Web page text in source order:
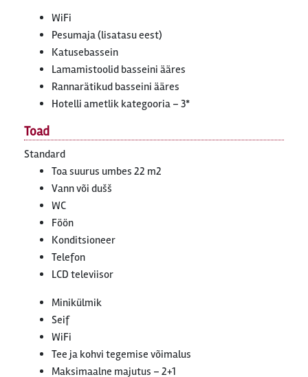
WiFi
Pesumaja (lisatasu eest)
Katusebassein
Lamamistoolid basseini ääres
Rannarätikud basseini ääres
Hotelli ametlik kategooria – 3*
Toad
Standard
Toa suurus umbes 22 m2
Vann või dušš
WC
Föön
Konditsioneer
Telefon
LCD televiisor
Minikülmik
Seif
WiFi
Tee ja kohvi tegemise võimalus
Maksimaalne majutus – 2+1